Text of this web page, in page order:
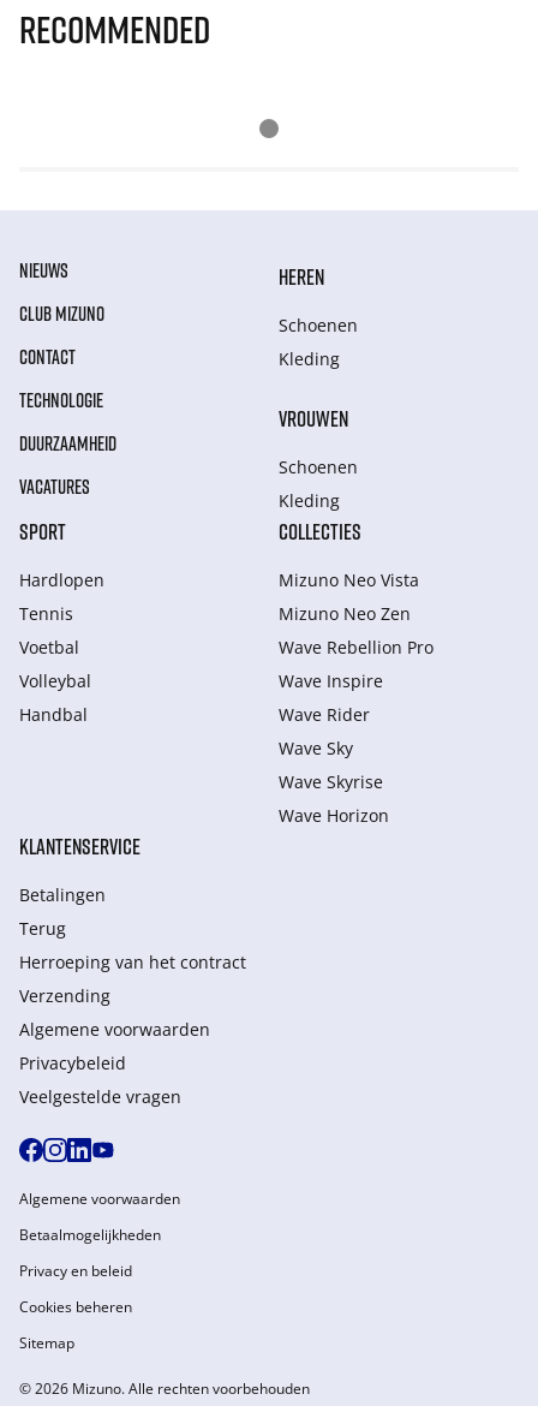
Recommended
NIEUWS
CLUB MIZUNO
CONTACT
TECHNOLOGIE
DUURZAAMHEID
VACATURES
HEREN
Schoenen
Kleding
VROUWEN
Schoenen
Kleding
SPORT
Hardlopen
Tennis
Voetbal
Volleybal
Handbal
COLLECTIES
Mizuno Neo Vista
Mizuno Neo Zen
Wave Rebellion Pro
Wave Inspire
Wave Rider
Wave Sky
Wave Skyrise
Wave Horizon
KLANTENSERVICE
Betalingen
Terug
Herroeping van het contract
Verzending
Algemene voorwaarden
Privacybeleid
Veelgestelde vragen
© 2026 Mizuno. Alle rechten voorbehouden
Algemene voorwaarden
Betaalmogelijkheden
Privacy en beleid
Cookies beheren
Sitemap